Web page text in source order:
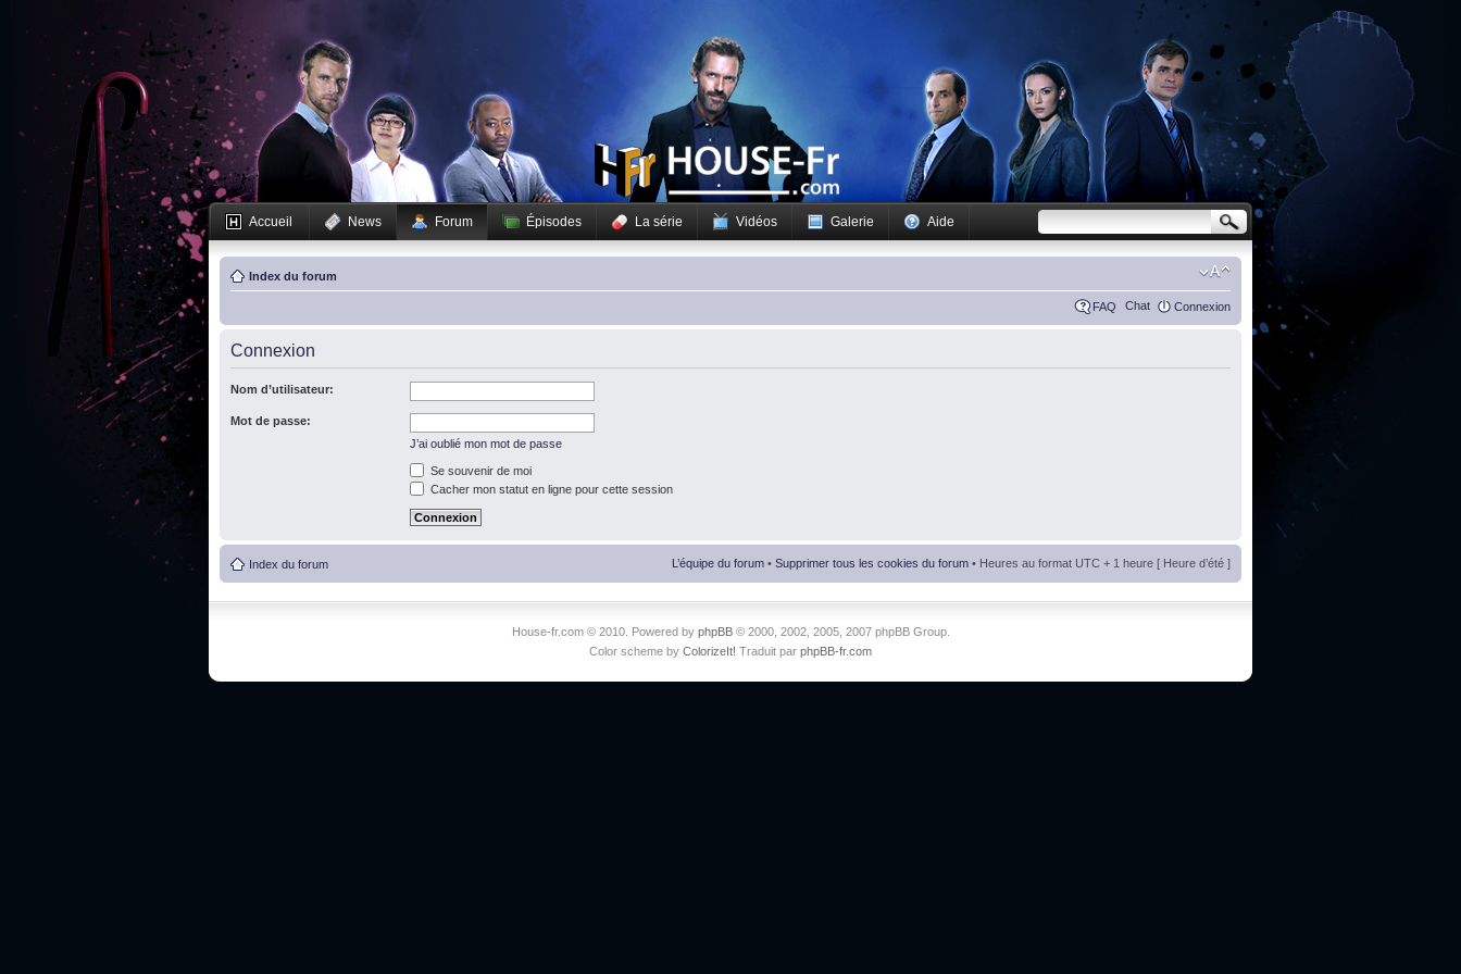
Accueil News Forum Épisodes La série Vidéos Galerie Aide
Index du forum
FAQ Chat Connexion
Connexion
Nom d’utilisateur:
Mot de passe:
J’ai oublié mon mot de passe
Se souvenir de moi
Cacher mon statut en ligne pour cette session
Index du forum L’équipe du forum • Supprimer tous les cookies du forum • Heures au format UTC + 1 heure [ Heure d’été ]
House-fr.com © 2010. Powered by phpBB© 2000, 2002, 2005, 2007 phpBB Group.
Color scheme by ColorizeIt! Traduit par phpBB-fr.com